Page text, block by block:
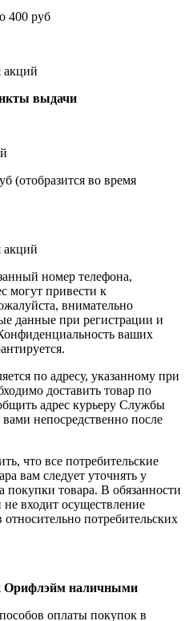
400 руб
акций
выдачи
(отобразится во время
акций
номер телефона,
могут привести к
внимательно
данные при регистрации и
ваших
по адресу, указанному при
доставить товар по
адрес курьеру Службы
непосредственно после
что все потребительские
вам следует уточнять у
товара. В обязанности
входит осуществление
потребительских
Орифлэйм наличными
оплаты покупок в